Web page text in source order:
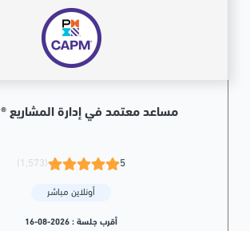
مساعد معتمد في إدارة المشاريع ® CAPM
5
(1,573)
أونلاين مباشر
أقرب جلسة : 2026-08-16